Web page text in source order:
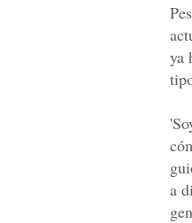
ya
a